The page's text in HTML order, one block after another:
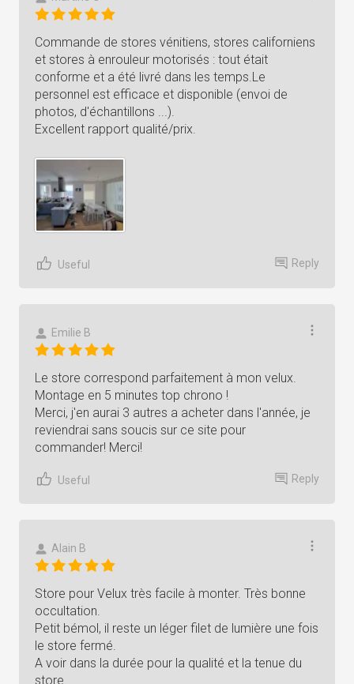
Commande de stores vénitiens, stores californiens
et stores à enrouleur motorisés : tout était
conforme et a été livré dans les temps.Le
personnel est efficace et disponible (envoi de
photos, d'échantillons ...).
Excellent rapport qualité/prix.
Useful Reply
Emilie B
Le store correspond parfaitement à mon velux.
Montage en 5 minutes top chrono !
Merci, j'en aurai 3 autres a acheter dans l'année, je
reviendrai sans soucis sur ce site pour
commander! Merci!
Useful Reply
Alain B
Store pour Velux très facile à monter. Très bonne
occultation.
Petit bémol, il reste un léger filet de lumière une fois
le store fermé.
A voir dans la durée pour la qualité et la tenue du
store.